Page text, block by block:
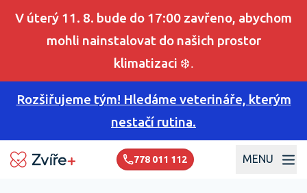
V úterý 11. 8. bude do 17:00 zavřeno, abychom
mohli nainstalovat do našich prostor
klimatizaci ❄️.
Rozšiřujeme tým! Hledáme veterináře, kterým
nestačí rutina.
MENU
778 011 112